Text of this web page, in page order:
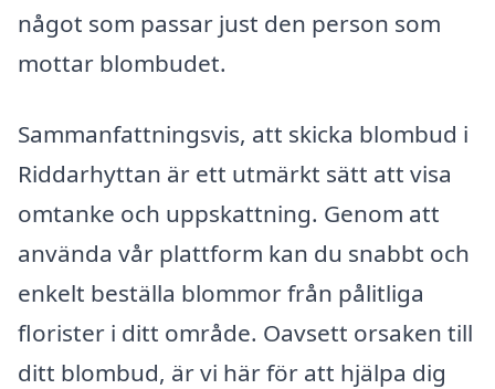
något som passar just den person som
mottar blombudet.
Sammanfattningsvis, att skicka blombud i
Riddarhyttan är ett utmärkt sätt att visa
omtanke och uppskattning. Genom att
använda vår plattform kan du snabbt och
enkelt beställa blommor från pålitliga
florister i ditt område. Oavsett orsaken till
ditt blombud, är vi här för att hjälpa dig